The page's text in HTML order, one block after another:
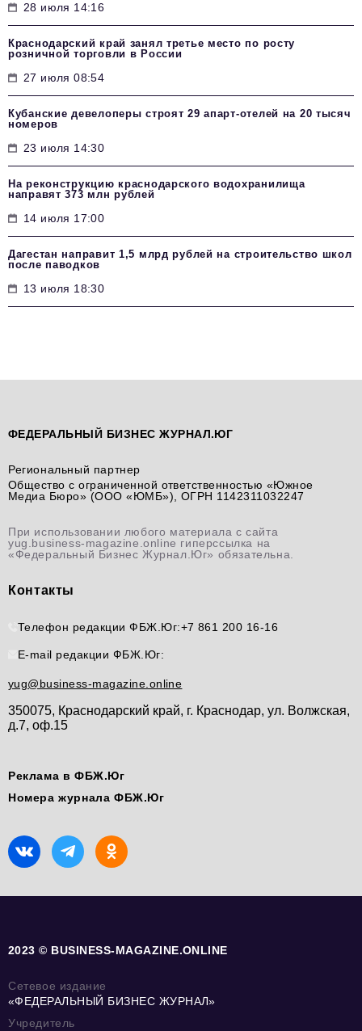
28 июля 14:16
Краснодарский край занял третье место по росту
розничной торговли в России
27 июля 08:54
Кубанские девелоперы строят 29 апарт-отелей на 20 тысяч
номеров
23 июля 14:30
На реконструкцию краснодарского водохранилища
направят 373 млн рублей
14 июля 17:00
Дагестан направит 1,5 млрд рублей на строительство школ
после паводков
13 июля 18:30
ФЕДЕРАЛЬНЫЙ БИЗНЕС ЖУРНАЛ.ЮГ
Региональный партнер
Общество с ограниченной ответственностью «Южное
Медиа Бюро» (ООО «ЮМБ»), ОГРН 1142311032247
При использовании любого материала с сайта
yug.business-magazine.online гиперссылка на
«Федеральный Бизнес Журнал.Юг» обязательна.
Контакты
Телефон редакции ФБЖ.Юг:+7 861 200 16-16
E-mail редакции ФБЖ.Юг:
yug@business-magazine.online
350075, Краснодарский край, г. Краснодар, ул. Волжская,
д.7, оф.15
Реклама в ФБЖ.Юг
Номера журнала ФБЖ.Юг
2023 © BUSINESS-MAGAZINE.ONLINE
Сетевое издание
«ФЕДЕРАЛЬНЫЙ БИЗНЕС ЖУРНАЛ»
Учредитель